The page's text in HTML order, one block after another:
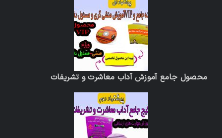
محصول جامع آموزش آداب معاشرت و تشریفات